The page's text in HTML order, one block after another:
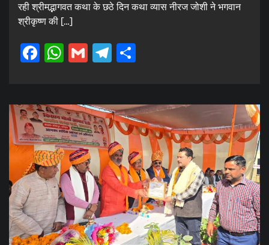
रही श्रीमद्भागवत कथा के छठे दिन कथा व्यास नीरज जोशी ने भगवान
श्रीकृष्ण की […]
Facebook
WhatsApp
GmailTelegram